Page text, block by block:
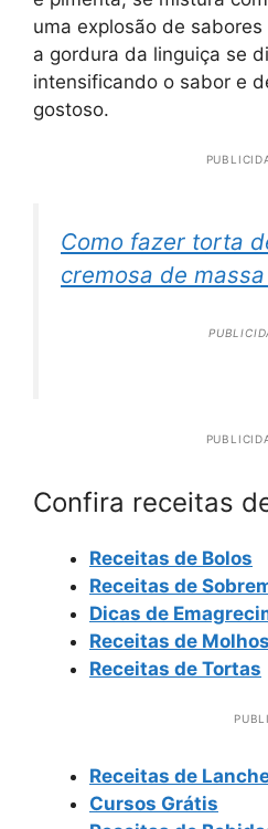
uma explosão de
a gordura da linguiça se
intensificando o sabor e
gostoso.
Como fazer torta
cremosa de
Confira receitas
Receitas de Bolos
Receitas de
Dicas de
Receitas de Molhos
Receitas de Tortas
Receitas de
Cursos Grátis